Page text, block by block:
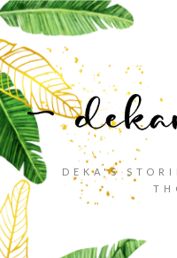
DEKA'S